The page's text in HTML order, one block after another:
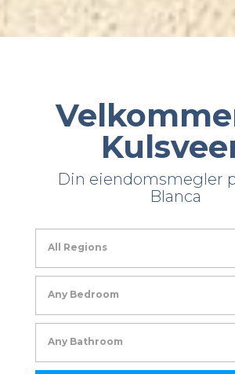
Din eiendomsmegler
Blanca
All Regions
Any Bedroom
Any Bathroom